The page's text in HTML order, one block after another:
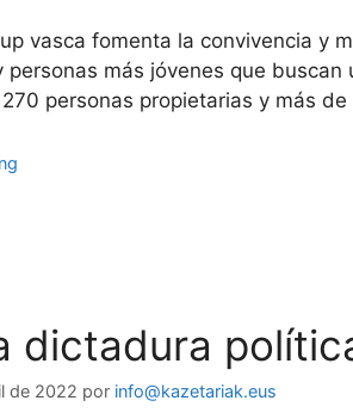
vasca fomenta la convivencia y
personas más jóvenes que
personas propietarias y más
dictadura
de 2022 por info@kazetariak.eus